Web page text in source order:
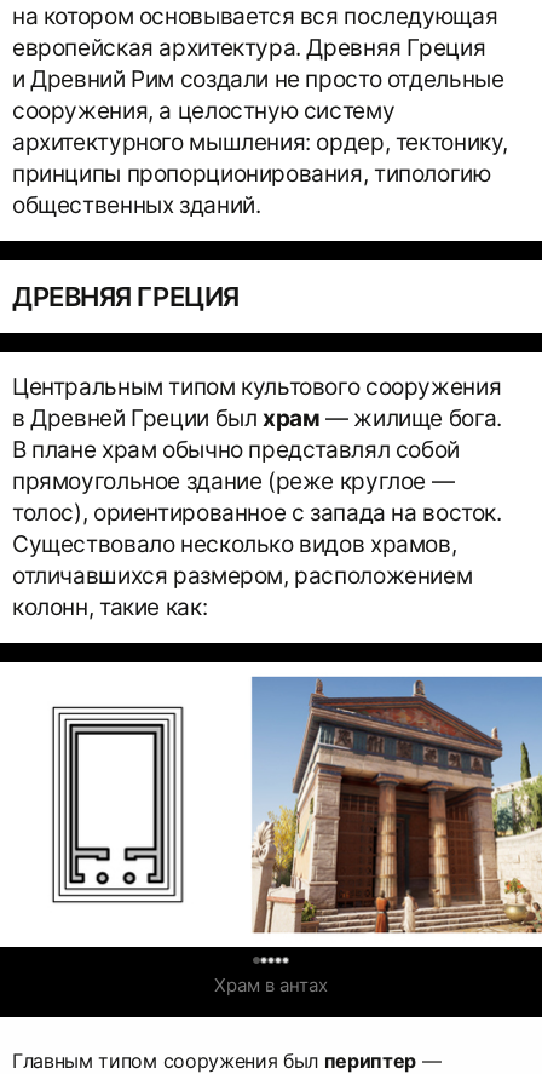
на котором основывается вся последующая
европейская архитектура. Древняя Греция
и Древний Рим создали не просто отдельные
сооружения, а целостную систему
архитектурного мышления: ордер, тектонику,
принципы пропорционирования, типологию
общественных зданий.
ДРЕВНЯЯ ГРЕЦИЯ
Центральным типом культового сооружения
в Древней Греции былхрам — жилище бога.
В плане храм обычно представлял собой
прямоугольное здание (реже круглое —
толос), ориентированное с запада на восток.
Существовало несколько видов храмов,
отличавшихся размером, расположением
колонн, такие как:
Храм в антах
Главным типом сооружения был периптер —